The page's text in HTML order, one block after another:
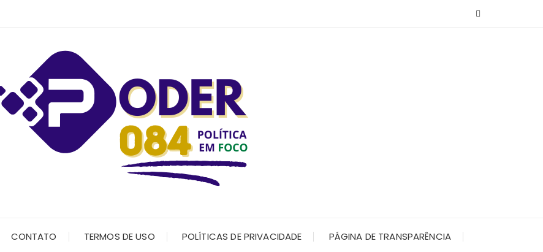
CONTATO TERMOS DE USO POLÍTICAS DE PRIVACIDADE PÁGINA DE TRANSPARÊNCIA